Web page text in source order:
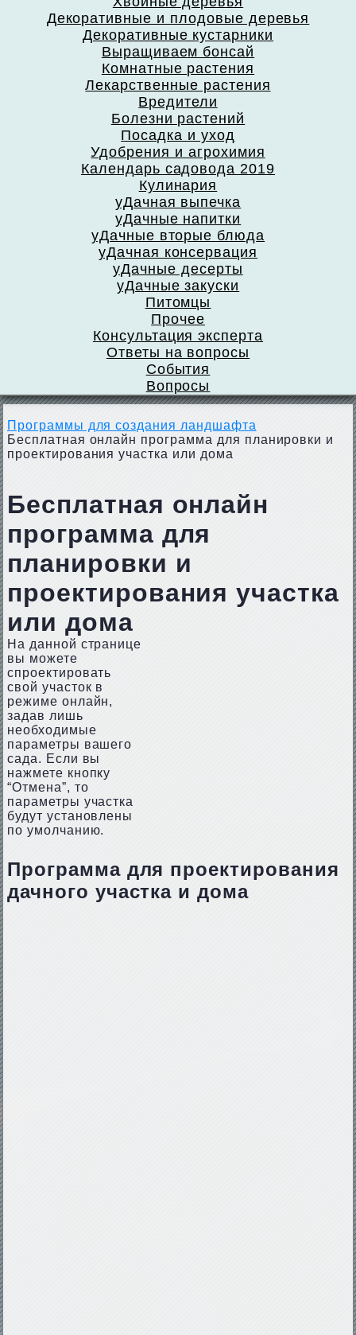
Декоративные и плодовые деревья
Декоративные кустарники
Выращиваем бонсай
Комнатные растения
Лекарственные растения
Вредители
Болезни растений
Посадка и уход
Удобрения и агрохимия
Календарь садовода 2019
Кулинария
уДачная выпечка
уДачные напитки
уДачные вторые блюда
уДачная консервация
уДачные десерты
уДачные закуски
Питомцы
Прочее
Консультация эксперта
Ответы на вопросы
События
Вопросы
Программы для создания ландшафта
Бесплатная онлайн программа для планировки и
проектирования участка или дома
Бесплатная онлайн
программа для
планировки и
проектирования участка
или дома
На данной странице
вы можете
спроектировать
свой участок в
режиме онлайн,
задав лишь
необходимые
параметры вашего
сада. Если вы
нажмете кнопку
“Отмена”, то
параметры участка
будут установлены
по умолчанию.
Программа для проектирования
дачного участка и дома